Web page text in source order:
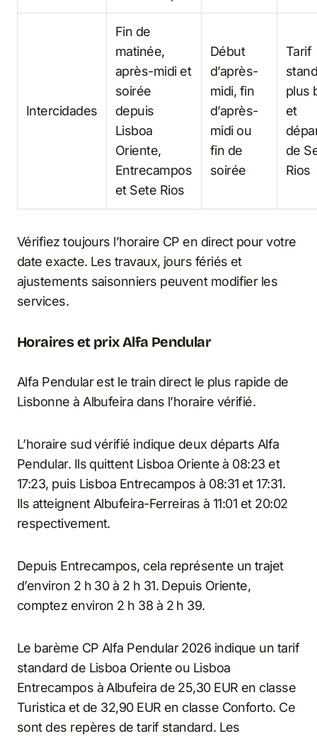
Intercidades
Fin de
matinée,
après-midi et
soirée
depuis
Lisboa
Oriente,
Entrecampos
et Sete Rios
Début
d’après-
midi, fin
d’après-
midi ou
fin de
soirée
Tarif
plus
et
de
Rios
Vérifiez toujours l’horaire CP en direct pour votre
date exacte. Les travaux, jours fériés et
ajustements saisonniers peuvent modifier les
services.
Horaires et prix Alfa Pendular
Alfa Pendular est le train direct le plus rapide de
Lisbonne à Albufeira dans l’horaire vérifié.
L’horaire sud vérifié indique deux départs Alfa
Pendular. Ils quittent Lisboa Oriente à 08:23 et
17:23, puis Lisboa Entrecampos à 08:31 et 17:31.
Ils atteignent Albufeira-Ferreiras à 11:01 et 20:02
respectivement.
Depuis Entrecampos, cela représente un trajet
d’environ 2 h 30 à 2 h 31. Depuis Oriente,
comptez environ 2 h 38 à 2 h 39.
Le barème CP Alfa Pendular 2026 indique un tarif
standard de Lisboa Oriente ou Lisboa
Entrecampos à Albufeira de 25,30 EUR en classe
Turistica et de 32,90 EUR en classe Conforto. Ce
sont des repères de tarif standard. Les